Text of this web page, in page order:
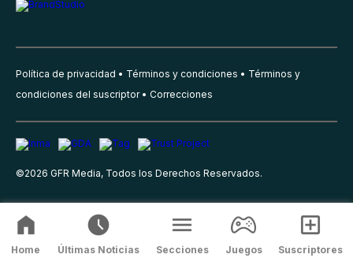
Política de privacidad Términos y condiciones
Términos y
condiciones del suscriptor
Correcciones
©2026 GFR Media, Todos los Derechos Reservados.
Home Últimas Noticias Secciones Juegos Suscriptores